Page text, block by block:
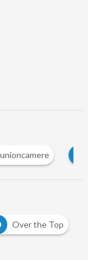
unioncamere
Over the Top